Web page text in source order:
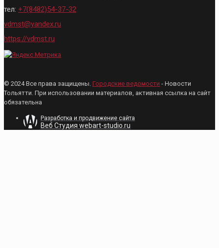
тел: +7(8482)54-37-32
vdmst@yandex.ru
https://vdmst.ru
© 2024 Все права защищены. Городские ведомости - Новости
Тольятти. При использовании материалов, активная ссылка на сайт
обязательна
Разработка и продвижение сайта
Веб Студия webart-studio.ru